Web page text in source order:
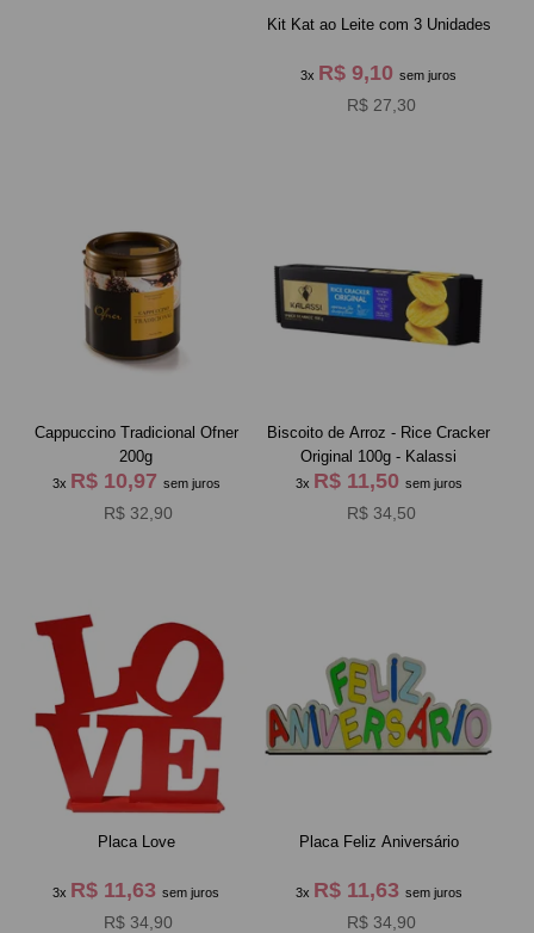
Kit Kat ao Leite com 3 Unidades
3x R$ 9,10sem juros
R$ 27,30
Cappuccino Tradicional Ofner
200g
3x R$ 10,97 sem juros
R$ 32,90
Biscoito de Arroz - Rice Cracker
Original 100g - Kalassi
3x R$ 11,50 sem juros
R$ 34,50
Placa Love
3x R$ 11,63sem juros
R$ 34,90
Placa Feliz Aniversário
3x R$ 11,63 sem juros
R$ 34,90